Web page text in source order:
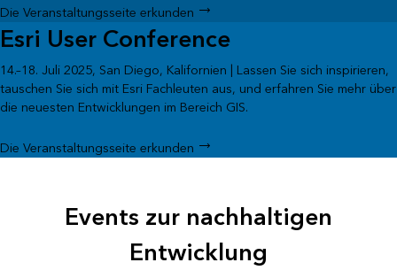
Die Veranstaltungsseite erkunden
Esri User Conference
14.–18. Juli 2025, San Diego, Kalifornien | Lassen Sie sich inspirieren,
tauschen Sie sich mit Esri Fachleuten aus, und erfahren Sie mehr über
die neuesten Entwicklungen im Bereich GIS.
Die Veranstaltungsseite erkunden
Events zur nachhaltigen
Entwicklung